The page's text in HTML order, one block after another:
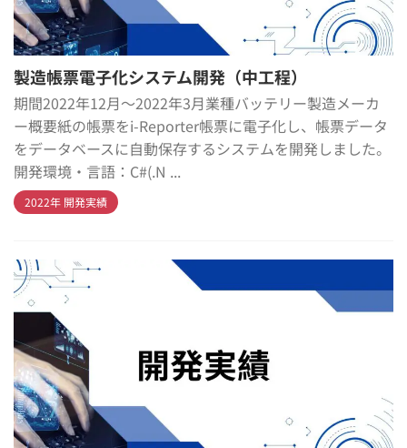
製造帳票電子化システム開発（中工程）
期間2022年12月～2022年3月業種バッテリー製造メーカ
ー概要紙の帳票をi-Reporter帳票に電子化し、帳票データ
をデータベースに自動保存するシステムを開発しました。
開発環境・言語：C#(.N ...
2022年 開発実績